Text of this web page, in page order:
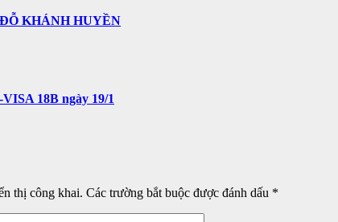
KHÁNH HUYỀN
18B ngày 19/1
thị công khai. Các trường bắt buộc được đánh dấu *